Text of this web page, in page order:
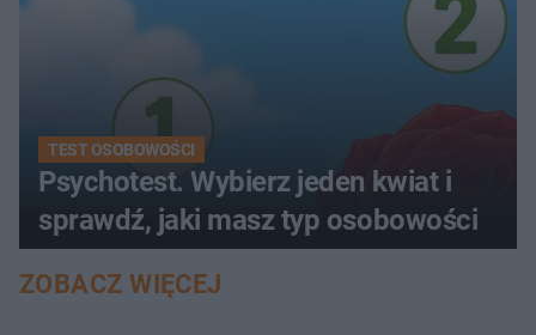
TEST OSOBOWOŚCI
Psychotest. Wybierz jeden kwiat i
sprawdź, jaki masz typ osobowości
ZOBACZ WIĘCEJ